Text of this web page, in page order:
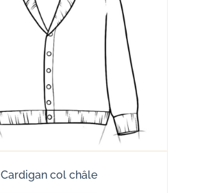
Cardigan col châle